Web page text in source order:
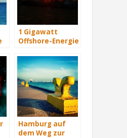
1 Gigawatt
Offshore-Energie
Hamburg auf
dem Weg zur